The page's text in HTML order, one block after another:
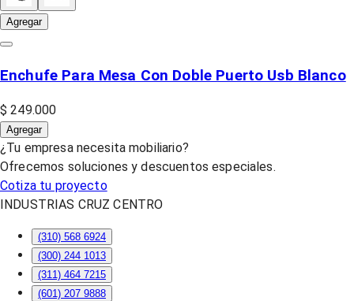
Agregar
Enchufe Para Mesa Con Doble Puerto Usb Blanco
$ 249.000
Agregar
¿Tu empresa necesita mobiliario?
Ofrecemos soluciones y descuentos especiales.
Cotiza tu proyecto
INDUSTRIAS CRUZ CENTRO
(310) 568 6924
(300) 244 1013
(311) 464 7215
(601) 207 9888